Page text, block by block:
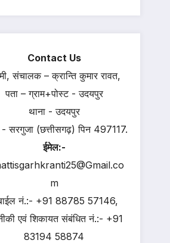
Contact Us
संचालक – क्रान्ति कुमार रावत,
पता – ग्राम+पोस्ट - उदयपुर
थाना - उदयपुर
- सरगुजा (छत्तीसगढ़) पिन 497117.
ईमेल:-
m
नं.:- +91 88785 57146,
एवं शिकायत संबंधित नं.:- +91
83194 58874